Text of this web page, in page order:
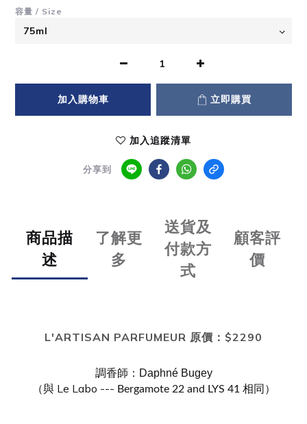
容量 / Size
加入購物車 立即購買
加入追蹤清單
分享到
商品描
述
了解更
多
送貨及
付款方
式
顧客評
價
L'ARTISAN PARFUMEUR 原價：$2290
調香師： Daphné Bugey
（與 Le Labo --- Bergamote 22 and LYS 41 相同）